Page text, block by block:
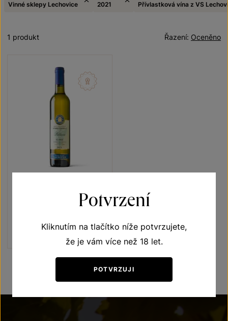
Vinné sklepy Lechovice
2021
Přívlastková vína z VS
Oceněno
Řazení:
1 produkt
Přívlastková vína z VS
Šarže 2142
Kč
Potvrzení
Kliknutím na tlačítko níže potvrzujete,
že je vám více než 18 let.
POTVRZUJI